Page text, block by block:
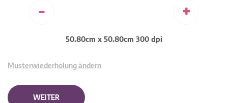
- +
50.80cm x 50.80cm 300 dpi
Musterwiederholung ändern
WEITER